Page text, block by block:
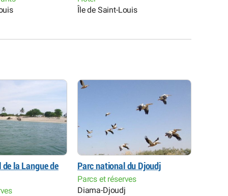
Île de Saint-Louis
la Langue de
Parc national du Djoudj
Parcs et réserves
Diama-Djoudj